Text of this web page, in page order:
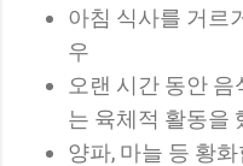
아침 식사를 거르
우
오랜 시간 동안
는 육체적 활동을
양파, 마늘 등 황